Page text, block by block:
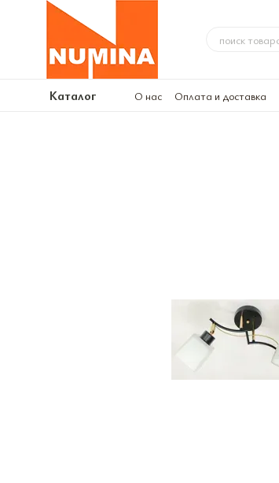
Перейти к основному контенту
Каталог О нас Оплата и доставка